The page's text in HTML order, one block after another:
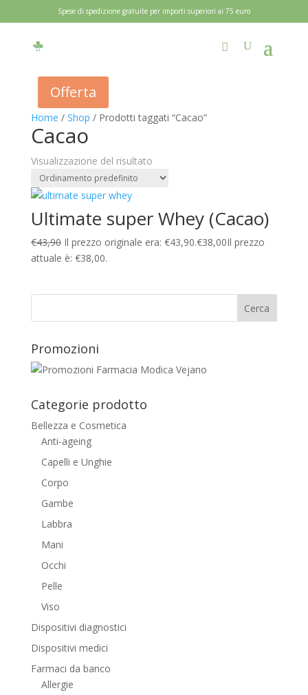
Spese di spedizione gratuite per importi superiori ai 75 euro
Home / Shop / Prodotti taggati “Cacao”
Cacao
Visualizzazione del risultato
Offerta
Ultimate super Whey (Cacao)
€43,90 Il prezzo originale era: €43,90.€38,00Il prezzo
attuale è: €38,00.
Promozioni
Categorie prodotto
Bellezza e Cosmetica
Anti-ageing
Capelli e Unghie
Corpo
Gambe
Labbra
Mani
Occhi
Pelle
Viso
Dispositivi diagnostici
Dispositivi medici
Farmaci da banco
Allergie